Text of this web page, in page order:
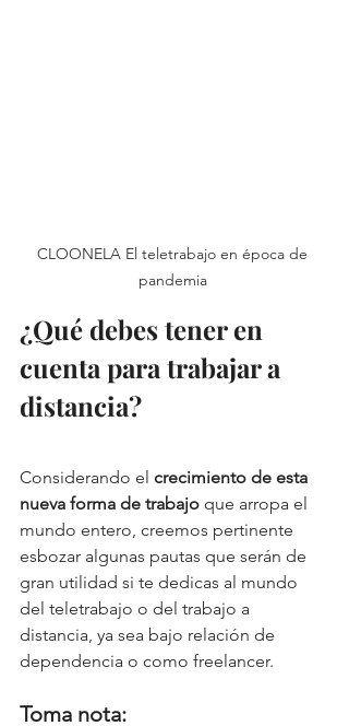
CLOONELA El teletrabajo en época de
pandemia
¿Qué debes tener en
cuenta para trabajar a
distancia?
Considerando el crecimiento de esta
nueva forma de trabajo que arropa el
mundo entero, creemos pertinente
esbozar algunas pautas que serán de
gran utilidad si te dedicas al mundo
del teletrabajo o del trabajo a
distancia, ya sea bajo relación de
dependencia o como freelancer.
Toma nota: